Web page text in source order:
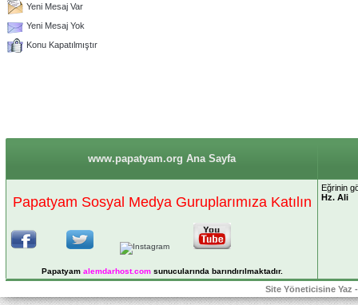
Yeni Mesaj Var
Yeni Mesaj Yok
Konu Kapatılmıştır
www.papatyam.org Ana Sayfa
Papatyam Sosyal Medya Guruplarımıza Katılın
Papatyam alemdarhost.comsunucularında barındırılmaktadır.
Eğrinin
Hz. Ali
Site Yöneticisine Yaz